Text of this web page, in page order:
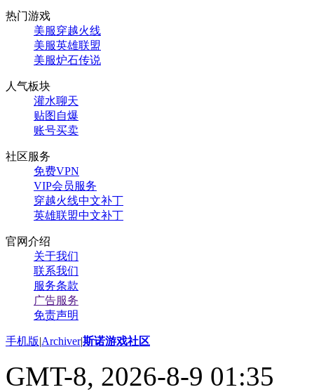
热门游戏
美服穿越火线
美服英雄联盟
美服炉石传说
人气板块
灌水聊天
贴图自爆
账号买卖
社区服务
免费VPN
VIP会员服务
穿越火线中文补丁
英雄联盟中文补丁
官网介绍
关于我们
联系我们
服务条款
广告服务
免责声明
手机版|Archiver|斯诺游戏社区
GMT-8, 2026-8-9 01:35